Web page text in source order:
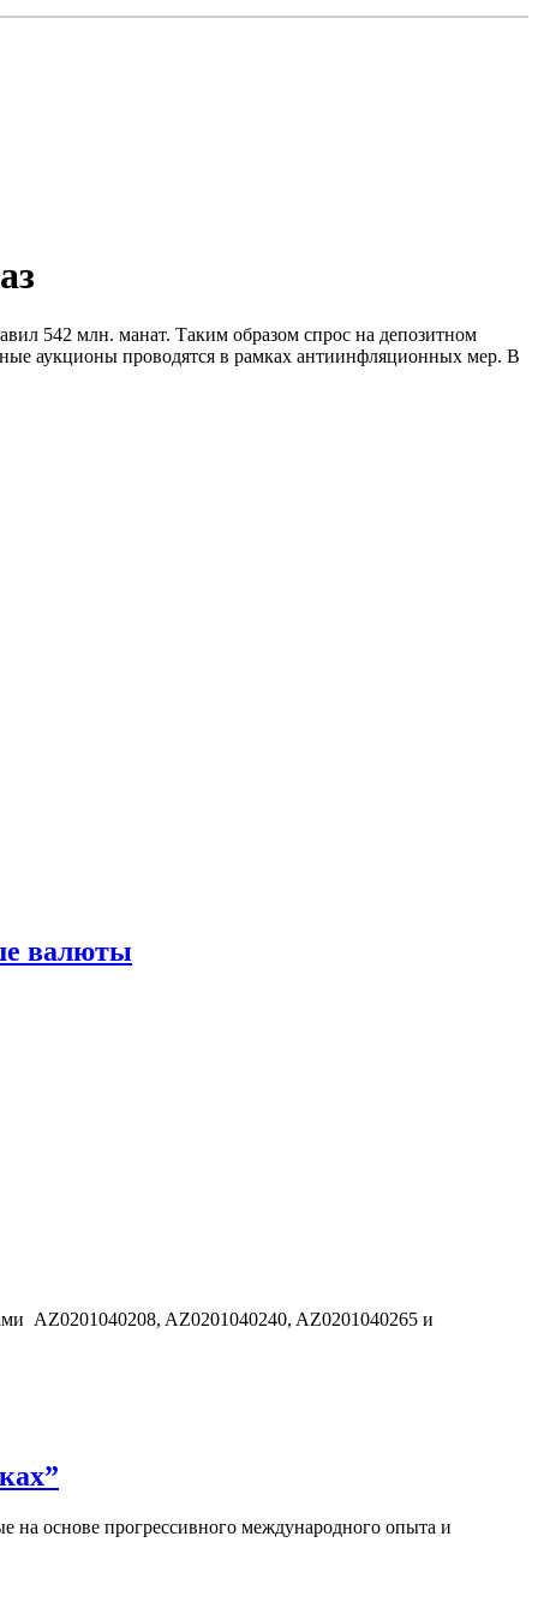
542 млн. манат. Таким образом спрос на депозитном
аукционы проводятся в рамках антиинфляционных мер. B
валюты
AZ0201040208, AZ0201040240, AZ0201040265 и
основе прогрессивного международного опыта и